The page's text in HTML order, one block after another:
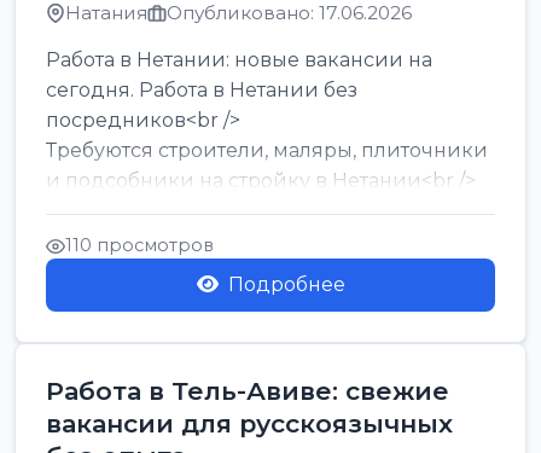
Натания Опубликовано: 17.06.2026
Работа в Нетании: новые вакансии на
сегодня. Работа в Нетании без
посредников<br />
Требуются строители, маляры, плиточники
и подсобники на стройку в Нетании<br />
Срочно требуются горничные, уборщи...
110 просмотров
Подробнее
Работа в Тель-Авиве: свежие
вакансии для русскоязычных